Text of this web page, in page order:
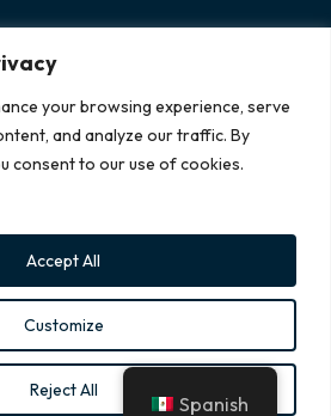
your browsing experience, serve
and analyze our traffic. By
consent to our use of cookies.
Customize
Reject All
Accept All
Spanish